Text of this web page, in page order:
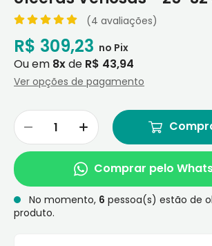
(4 avaliações)
R$ 309,23
Ou em 8xde R$ 43,94
Ver opções de pagamento
Comprar pelo
No momento, 6 pessoa(s) estão de
produto.